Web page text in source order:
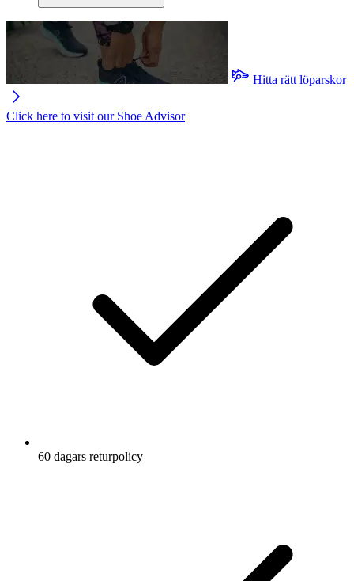
Hitta rätt löparskor
Click here to visit our Shoe Advisor
60 dagars returpolicy